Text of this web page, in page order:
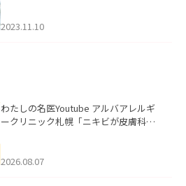
2023.11.10
わたしの名医Youtube アルバアレルギ
ークリニック札幌「ニキビが皮膚科で
ました。
2026.08.07